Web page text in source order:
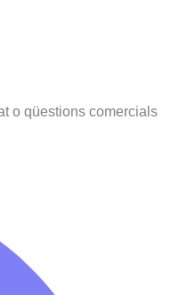
o qüestions comercials